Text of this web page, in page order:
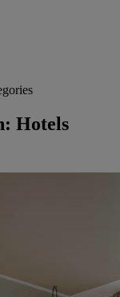
Hotels